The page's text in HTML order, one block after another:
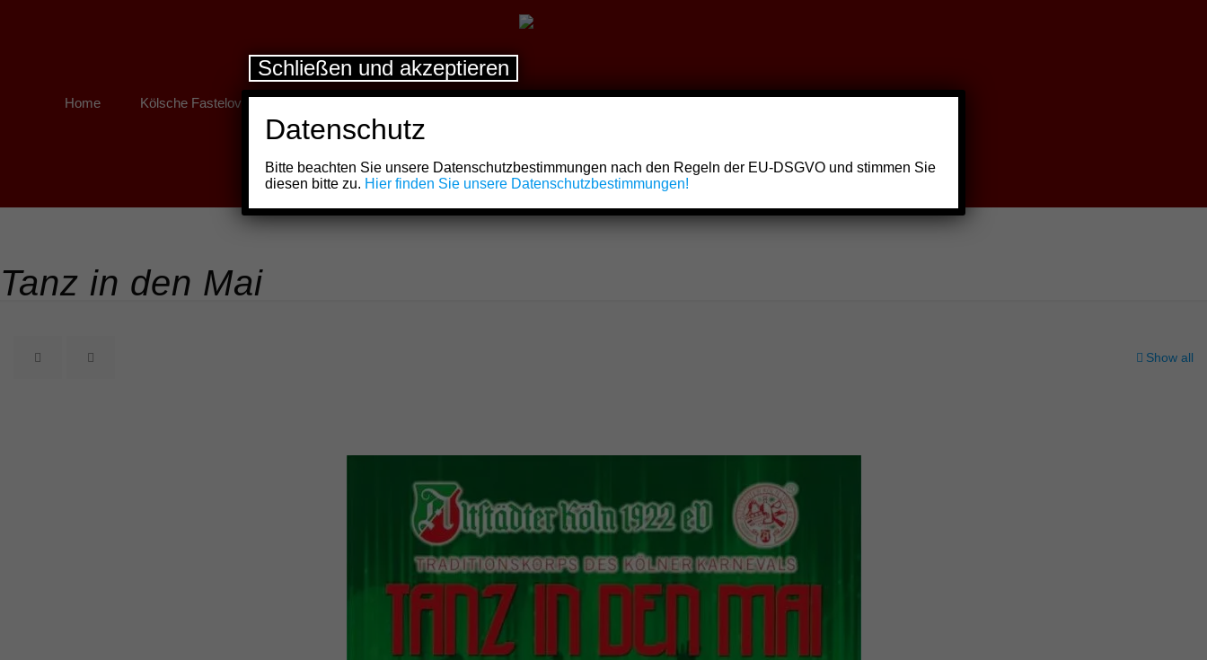
Home Kölsche Fastelovend
Tanz in den Mai
Show all
Datenschutz
Bitte beachten Sie unsere Datenschutzbestimmungen nach den Regeln der EU-DSGVO und stimmen Sie
diesen bitte zu. Hier finden Sie unsere Datenschutzbestimmungen!
Schließen und akzeptieren